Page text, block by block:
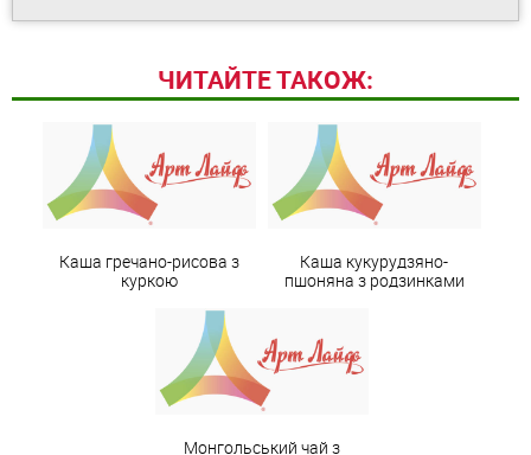
ЧИТАЙТЕ ТАКОЖ:
Каша гречано-рисова з
куркою
Каша кукурудзяно-
пшоняна з родзинками
Монгольський чай з